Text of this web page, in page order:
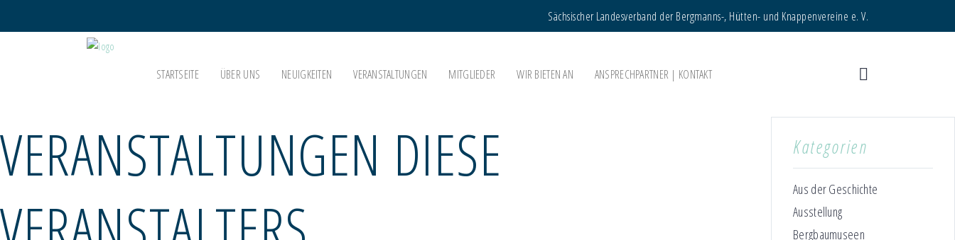
Sächsischer Landesverband der Bergmanns-, Hütten- und Knappenvereine e. V.
STARTSEITE ÜBER UNS NEUIGKEITEN VERANSTALTUNGEN MITGLIEDER WIR BIETEN AN ANSPRECHPARTNER | KONTAKT
VERANSTALTUNGEN DIESE
Kategorien
Aus der Geschichte
Ausstellung
Bergbaumuseen